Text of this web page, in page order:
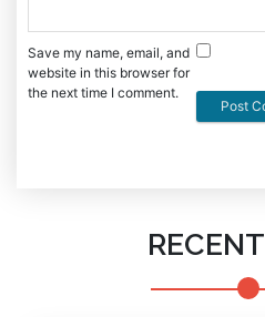
Save my name, email, and
website in this browser for
the next time I comment.
RECENT